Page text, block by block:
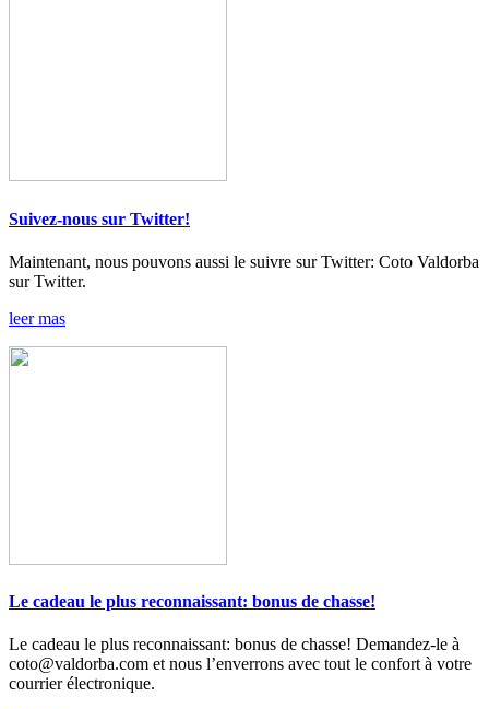
Suivez-nous sur Twitter!
Maintenant, nous pouvons aussi le suivre sur Twitter: Coto Valdorba
sur Twitter.
leer mas
Le cadeau le plus reconnaissant: bonus de chasse!
Le cadeau le plus reconnaissant: bonus de chasse! Demandez-le à
coto@valdorba.com et nous l’enverrons avec tout le confort à votre
courrier électronique.